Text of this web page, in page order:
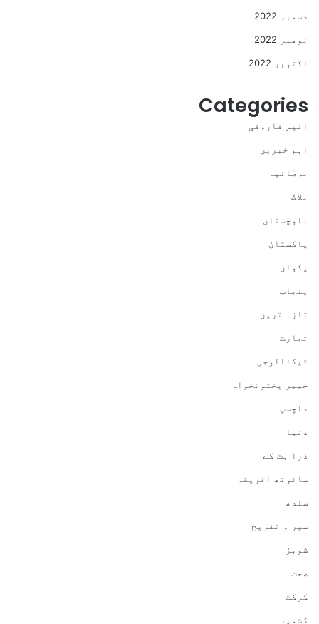
دسمبر 2022
نومبر 2022
اکتوبر 2022
Categories
انیس فاروقی
اہم خبریں
برطانیہ
بلاگ
بلوچستان
پاکستان
پکوان
پنجاب
تازہ ترین
تجارت
ٹیکنالوجی
خیبر پختونخواہ
دلچسپ
دنیا
ذرا ہٹ کے
سائوتھ افریقہ
سندھ
سیر و تفریح
شوبز
صحت
کرکٹ
کشمیر